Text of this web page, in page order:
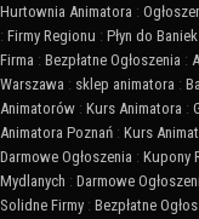
Hurtownia Animatora :
: Firmy Regionu : Płyn do Baniek
Firma : Bezpłatne Ogłoszenia :
Warszawa : sklep animatora :
Animatorów : Kurs Animatora :
Animatora Poznań : Kurs
Darmowe Ogłoszenia : Kupony
Mydlanych : Darmowe
Solidne Firmy : Bezpłatne